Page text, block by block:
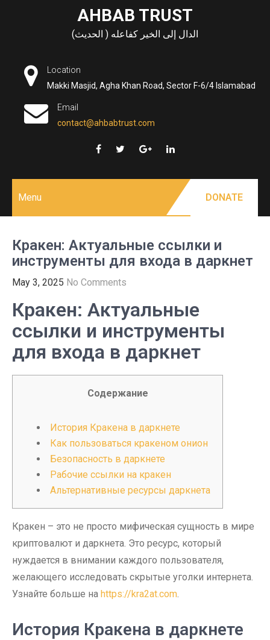
AHBAB TRUST
الدال إلى الخير كفاعله ( الحديث)
Location
Makki Masjid, Agha Khan Road, Sector F-6/4 Islamabad
Email
contact@ahbabtrust.com
Menu DONATE
Кракен: Актуальные ссылки и
инструменты для входа в даркнет
May 3, 2025 No Comments
Кракен: Актуальные
ссылки и инструменты
для входа в даркнет
Содержание
История Кракена в даркнете
Как пользоваться кракеном онион
Безопасность в даркнете
Рабочие ссылки на кракен
Альтернативные ресурсы даркнета
Кракен – это не просто мифическая сущность в мире
криптовалют и даркнета. Это ресурс, который
нуждается в внимании каждого пользователя,
желающего исследовать скрытые уголки интернета.
Узнайте больше на https://kra2at.com.
История Кракена в даркнете